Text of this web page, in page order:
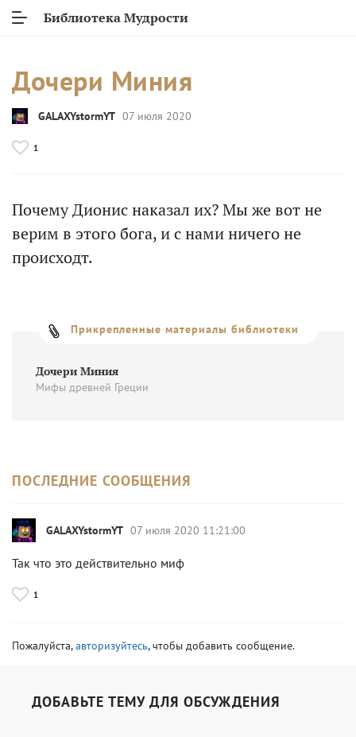
Библиотека Мудрости
Дочери Миния
GALAXYstormYT 07 июля 2020
1
Почему Дионис наказал их? Мы же вот не
верим в этого бога, и с нами ничего не
происходт.
Прикрепленные материалы библиотеки
Дочери Миния
Мифы древней Греции
ПОСЛЕДНИЕ СООБЩЕНИЯ
GALAXYstormYT 07 июля 2020 11:21:00
Так что это действительно миф
1
Пожалуйста,авторизуйтесь, чтобы добавить сообщение.
ДОБАВЬТЕ ТЕМУ ДЛЯ ОБСУЖДЕНИЯ